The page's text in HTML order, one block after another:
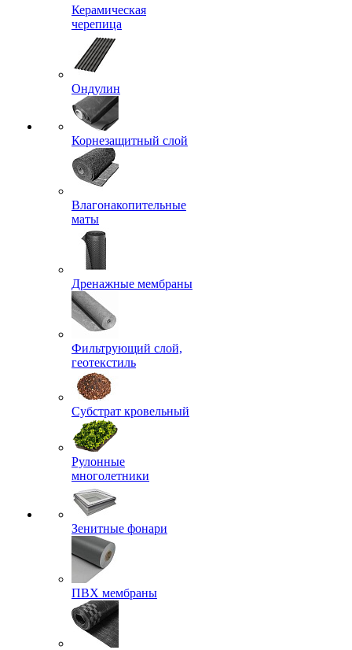
Керамическая
черепица
Ондулин
Корнезащитный слой
Влагонакопительные
маты
Дренажные мембраны
Фильтрующий слой,
геотекстиль
Субстрат кровельный
Рулонные
многолетники
Зенитные фонари
ПВХ мембраны